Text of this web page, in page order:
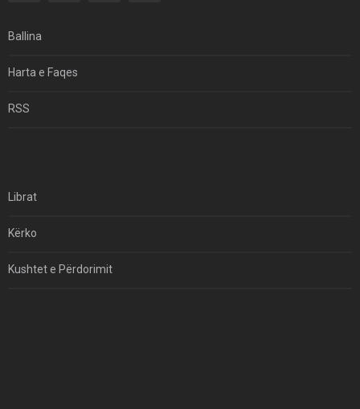
Ballina
Harta e Faqes
RSS
Librat
Kërko
Kushtet e Përdorimit